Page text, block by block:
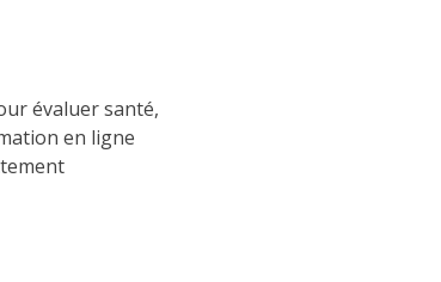
évaluer santé,
en ligne